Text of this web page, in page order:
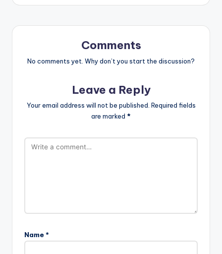
Comments
No comments yet. Why don’t you start the discussion?
Leave a Reply
Your email address will not be published. Required fields
are marked *
Name *